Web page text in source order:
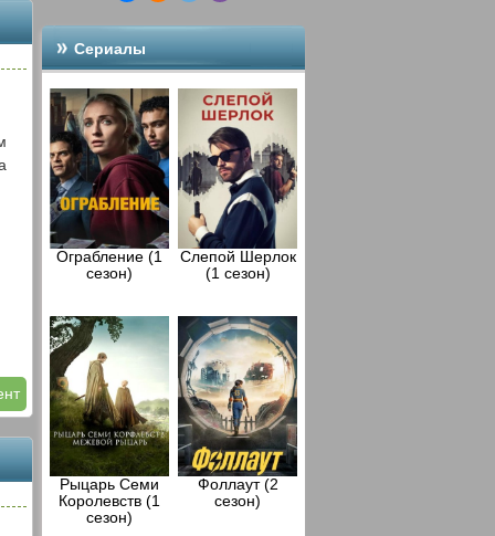
Сериалы
Ограбление (1
сезон)
Слепой Шерлок
(1 сезон)
Рыцарь Семи
Королевств (1
сезон)
Фоллаут (2
сезон)